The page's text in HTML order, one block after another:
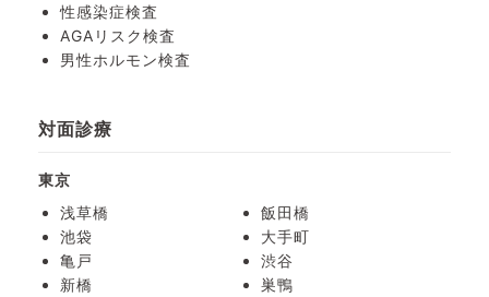
性感染症検査
AGAリスク検査
男性ホルモン検査
対面診療
東京
浅草橋
飯田橋
池袋
大手町
亀戸
渋谷
新橋
巣鴨